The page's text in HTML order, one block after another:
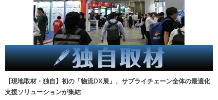
【現地取材・独自】初の「物流DX展」、サプライチェーン全体の最適化
支援ソリューションが集結